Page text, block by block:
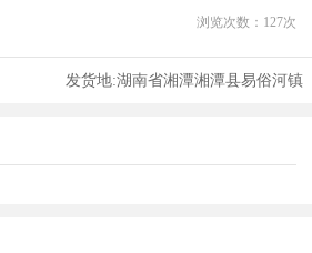
浏览次数： 127次
发货地:湖南省湘潭湘潭县易俗河镇